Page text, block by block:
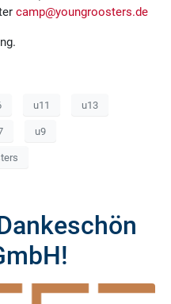
camp@youngroosters.de
u11 u13
u9